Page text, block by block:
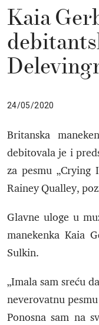
Kaia
24/05/2020
Britanska
debitovala je i
za pesmu „Crying
Rainey Qualley,
Glavne uloge u
manekenka Kaia
Sulkin.
„Imala sam sreću
neverovatnu
Ponosna sam na